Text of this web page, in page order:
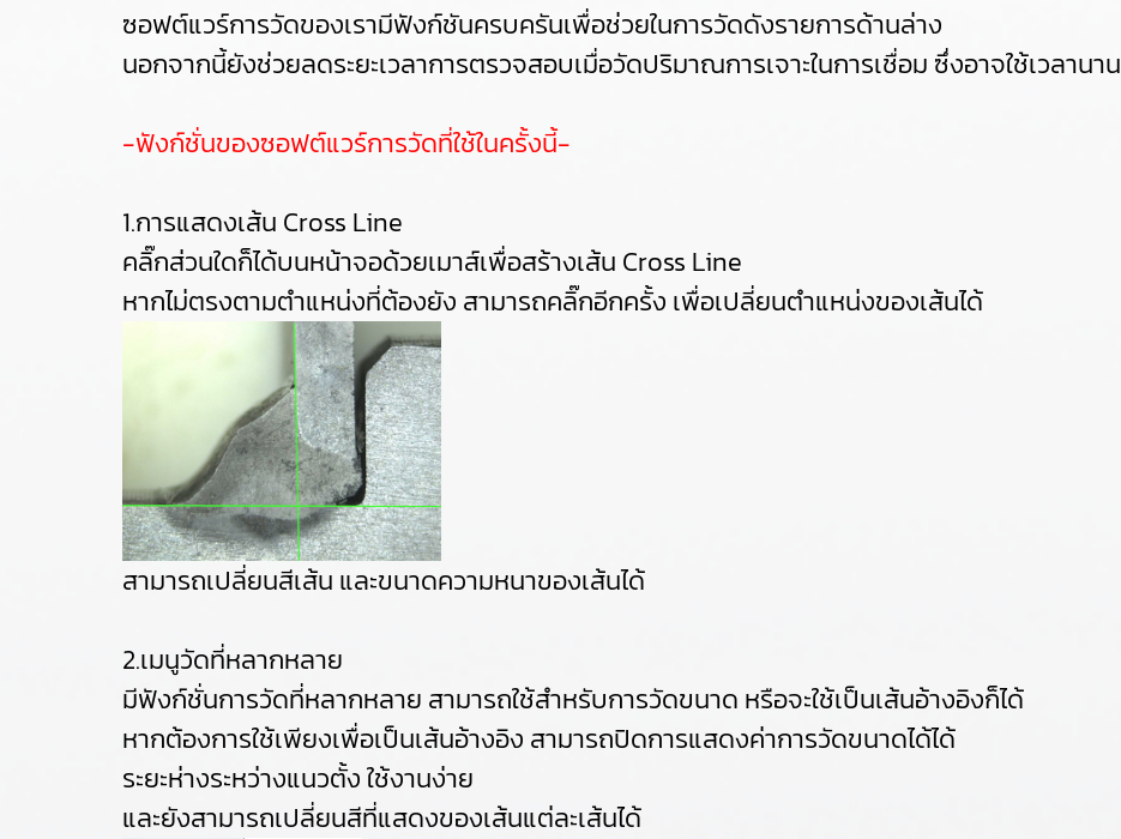
ซอฟต์แวร์การวัดของเรามีฟังก์ชันครบครันเพื่อช่วยในการวัดดังรายการด้านล่าง
นอกจากนี้ยังช่วยลดระยะเวลาการตรวจสอบเมื่อวัดปริมาณการเจาะในการเชื่อม ซึ่งอาจใช้เวลานาน
-ฟังก์ชั่นของซอฟต์แวร์การวัดที่ใช้ในครั้งนี้-
1.การแสดงเส้น Cross Line
คลิ๊กส่วนใดก็ได้บนหน้าจอด้วยเมาส์เพื่อสร้างเส้น Cross Line
หากไม่ตรงตามตำแหน่งที่ต้องยัง สามารถคลิ๊กอีกครั้ง เพื่อเปลี่ยนตำแหน่งของเส้นได้
สามารถเปลี่ยนสีเส้น และขนาดความหนาของเส้นได้
2.เมนูวัดที่หลากหลาย
มีฟังก์ชั่นการวัดที่หลากหลาย สามารถใช้สำหรับการวัดขนาด หรือจะใช้เป็นเส้นอ้างอิงก็ได้
หากต้องการใช้เพียงเพื่อเป็นเส้นอ้างอิง สามารถปิดการแสดงค่าการวัดขนาดได้ได้
ระยะห่างระหว่างแนวตั้ง ใช้งานง่าย
และยังสามารถเปลี่ยนสีที่แสดงของเส้นแต่ละเส้นได้